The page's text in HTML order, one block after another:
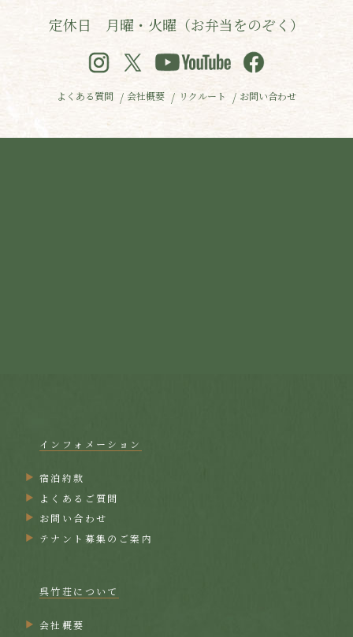
定休日 月曜・火曜（お弁当をのぞく）
よくある質問 会社概要 リクルート お問い合わせ
インフォメーション
宿泊約款
よくあるご質問
お問い合わせ
テナント募集のご案内
呉竹荘について
会社概要